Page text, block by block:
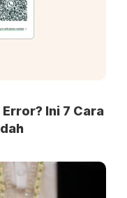
Ini 7 Cara